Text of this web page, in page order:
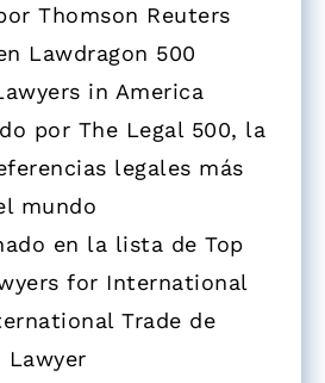
Thomson Reuters
Lawdragon 500
in America
por The Legal 500, la
legales más
mundo
en la lista de Top
for International
Trade de
Lawyer